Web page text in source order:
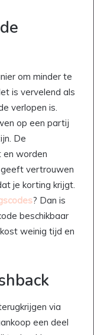
om minder te
is vervelend als
verlopen is.
op een partij
De
en worden
vertrouwen
je korting krijgt.
? Dan is
beschikbaar
weinig tijd en
via
een deel